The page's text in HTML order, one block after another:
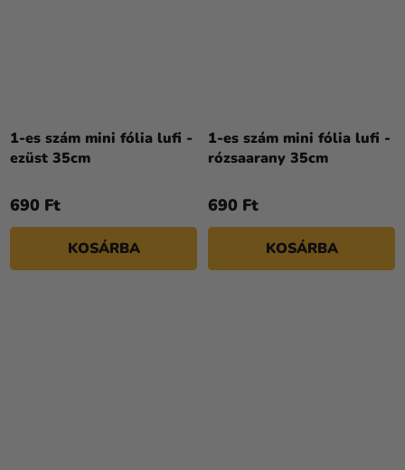
1-es szám mini fólia lufi -
ezüst 35cm
690 Ft
KOSÁRBA
1-es szám mini fólia lufi -
rózsaarany 35cm
690 Ft
KOSÁRBA